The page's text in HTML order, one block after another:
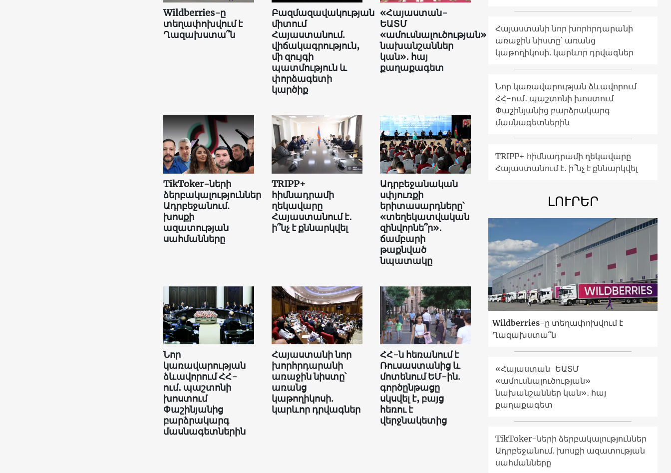
Wildberries-ը
տեղափոխվում է
Ղազախստա՞ն
Բազմազավակության
միտում
Հայաստանում.
վիճակագրություն,
մի զույգի
պատմություն և
փորձագետի
կարծիք
«Հայաստան-
ԵԱՏՄ
«ամուսնալուծության»
նախանշաններ
կան»․ հայ
քաղաքագետ
TikToker-ների
ձերբակալություններ
Ադրբեջանում.
խոսքի
ազատության
սահմանները
TRIPP+
հիմնադրամի
ղեկավարը
Հայաստանում է․
ի՞նչ է քննարկվել
Ադրբեջանական
սփյուռքի
երիտասարդները՝
«տեղեկատվական
զինվորնե՞ր»․
ճամբարի
թաքնված
նպատակը
Նոր
կառավարության
ձևավորում ՀՀ-
ում․ պաշտոնի
խոստում
Փաշինյանից
բարձրակարգ
մասնագետներին
Հայաստանի նոր
խորհրդարանի
առաջին նիստը՝
առանց
կաթողիկոսի.
կարևոր դրվագներ
ՀՀ-ն հեռանում է
Ռուսաստանից և
մոտենում ԵՄ-ին.
գործընթացը
սկսվել է, բայց
հեռու է
վերջնակետից
Հայաստանի նոր խորհրդարանի
առաջին նիստը՝ առանց
կաթողիկոսի. կարևոր դրվագներ
Նոր կառավարության ձևավորում
ՀՀ-ում․ պաշտոնի խոստում
Փաշինյանից բարձրակարգ
մասնագետներին
TRIPP+ հիմնադրամի ղեկավարը
Հայաստանում է․ ի՞նչ է քննարկվել
ԼՈՒՐԵՐ
Wildberries-ը տեղափոխվում է
Ղազախստա՞ն
«Հայաստան-ԵԱՏՄ
«ամուսնալուծության»
նախանշաններ կան»․ հայ
քաղաքագետ
TikToker-ների ձերբակալություններ
Ադրբեջանում. խոսքի ազատության
սահմանները